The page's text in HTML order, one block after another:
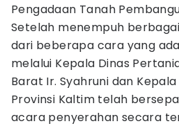
Pengadaan Tanah
Setelah menempuh
dari beberapa cara yang
melalui Kepala Dinas
Barat Ir. Syahruni dan
Provinsi Kaltim telah
acara penyerahan secara